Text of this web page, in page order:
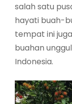
salah satu
hayati buah-
tempat ini
buahan
Indonesia.